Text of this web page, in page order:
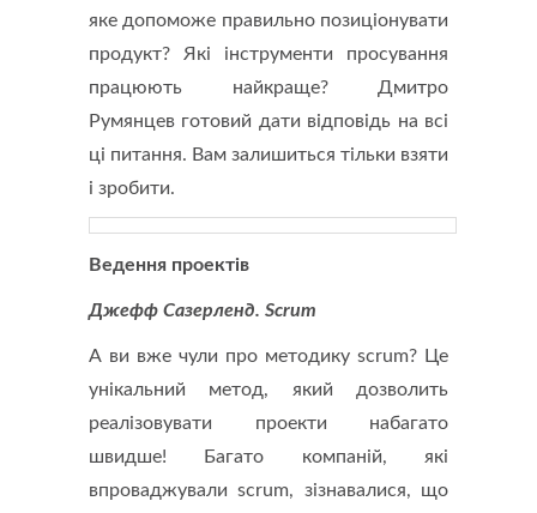
яке допоможе правильно позиціонувати
продукт? Які інструменти просування
працюють найкраще? Дмитро
Румянцев готовий дати відповідь на всі
ці питання. Вам залишиться тільки взяти
і зробити.
Ведення проектів
Джефф Сазерленд. Scrum
А ви вже чули про методику scrum? Це
унікальний метод, який дозволить
реалізовувати проекти набагато
швидше! Багато компаній, які
впроваджували scrum, зізнавалися, що